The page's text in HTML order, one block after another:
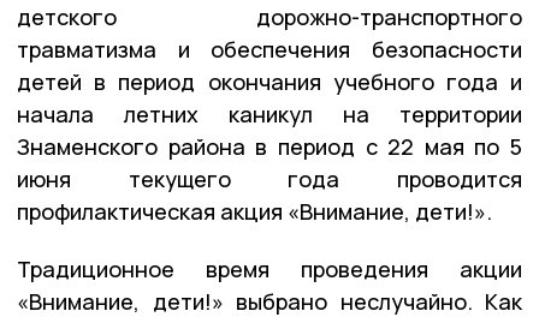
детского дорожно-транспортного
травматизма и обеспечения безопасности
детей в период окончания учебного года и
начала летних каникул на территории
Знаменского района в период с 22 мая по 5
июня текущего года проводится
профилактическая акция «Внимание, дети!».
Традиционное время проведения акции
«Внимание, дети!» выбрано неслучайно. Как